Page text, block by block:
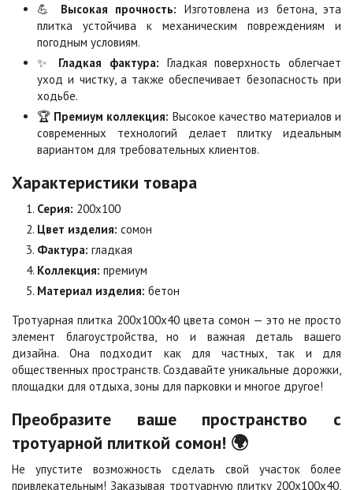
Листопад
990 ₽ /м2
Меланж
990 ₽/м2
Мокко
990 ₽
Неаполь
Оранжевая
Осень
Особая серия
990 ₽
2
Сахара
Серо-белая
990 ₽/м 2
Сомон
990 ₽/м2
Сорренто
990 ₽/м
Степь
990 ₽
💪 Высокая прочность: Изготовлена из бетона, эта
плитка устойчива к механическим повреждениям и
погодным условиям.
✨ Гладкая фактура: Гладкая поверхность облегчает
уход и чистку, а также обеспечивает безопасность при
ходьбе.
🏆 Премиум коллекция: Высокое качество материалов и
современных технологий делает плитку идеальным
вариантом для требовательных клиентов.
Характеристики товара
Серия: 200х100
Цвет изделия: сомон
Фактура: гладкая
Коллекция: премиум
Материал изделия: бетон
Тротуарная плитка 200х100х40 цвета сомон — это не просто
элемент благоустройства, но и важная деталь вашего
дизайна. Она подходит как для частных, так и для
общественных пространств. Создавайте уникальные дорожки,
площадки для отдыха, зоны для парковки и многое другое!
Преобразите ваше пространство с
тротуарной плиткой сомон! 🌍
Не упустите возможность сделать свой участок более
привлекательным! Заказывая тротуарную плитку 200х100х40,